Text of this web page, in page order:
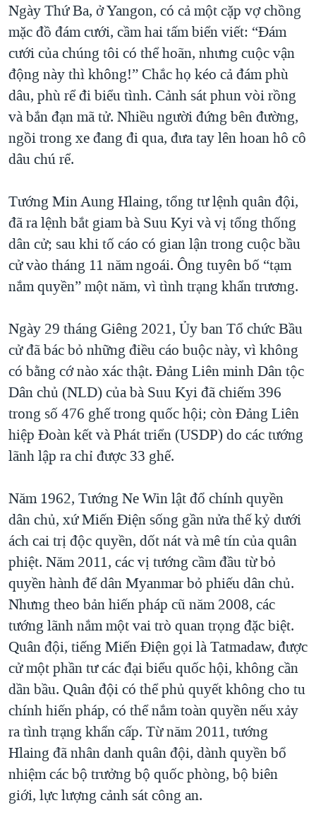
Ngày Thứ Ba, ở Yangon, có cả một cặp vợ chồng
mặc đồ đám cưới, cầm hai tấm biển viết: “Đám
cưới của chúng tôi có thể hoãn, nhưng cuộc vận
động này thì không!” Chắc họ kéo cả đám phù
dâu, phù rể đi biểu tình. Cảnh sát phun vòi rồng
và bắn đạn mã tử. Nhiều người đứng bên đường,
ngồi trong xe đang đi qua, đưa tay lên hoan hô cô
dâu chú rể.
Tướng Min Aung Hlaing, tổng tư lệnh quân đội,
đã ra lệnh bắt giam bà Suu Kyi và vị tổng thống
dân cử; sau khi tố cáo có gian lận trong cuộc bầu
cử vào tháng 11 năm ngoái. Ông tuyên bố “tạm
nắm quyền” một năm, vì tình trạng khẩn trương.
Ngày 29 tháng Giêng 2021, Ủy ban Tổ chức Bầu
cử đã bác bỏ những điều cáo buộc này, vì không
có bằng cớ nào xác thật. Đảng Liên minh Dân tộc
Dân chủ (NLD) của bà Suu Kyi đã chiếm 396
trong số 476 ghế trong quốc hội; còn Đảng Liên
hiệp Đoàn kết và Phát triển (USDP) do các tướng
lãnh lập ra chỉ được 33 ghế.
Năm 1962, Tướng Ne Win lật đổ chính quyền
dân chủ, xứ Miến Điện sống gần nửa thế kỷ dưới
ách cai trị độc quyền, dốt nát và mê tín của quân
phiệt. Năm 2011, các vị tướng cầm đầu từ bỏ
quyền hành để dân Myanmar bỏ phiếu dân chủ.
Nhưng theo bản hiến pháp cũ năm 2008, các
tướng lãnh nắm một vai trò quan trọng đặc biệt.
Quân đội, tiếng Miến Điện gọi là Tatmadaw, được
cử một phần tư các đại biểu quốc hội, không cần
dần bầu. Quân đội có thể phủ quyết không cho tu
chính hiến pháp, có thể nắm toàn quyền nếu xảy
ra tình trạng khẩn cấp. Từ năm 2011, tướng
Hlaing đã nhân danh quân đội, dành quyền bổ
nhiệm các bộ trưởng bộ quốc phòng, bộ biên
giới, lực lượng cảnh sát công an.